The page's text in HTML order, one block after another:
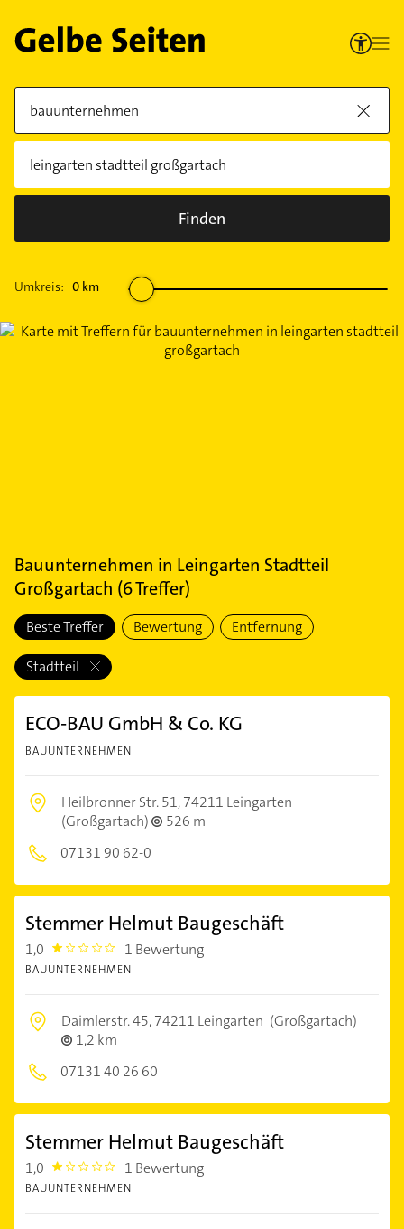
Finden
Umkreis: 0 km
Bauunternehmen in Leingarten Stadtteil
Großgartach (6Treffer)
Beste Treffer Bewertung Entfernung
Stadtteil
ECO-BAU GmbH & Co. KG
BAUUNTERNEHMEN
Heilbronner Str. 51,74211 Leingarten
(Großgartach)
526 m
07131 90 62-0
Stemmer Helmut Baugeschäft
1,0 1.0 1 Bewertung
BAUUNTERNEHMEN
Daimlerstr. 45,74211 Leingarten (Großgartach)
1,2 km
07131 40 26 60
Stemmer Helmut Baugeschäft
1,0 1.0 1 Bewertung
BAUUNTERNEHMEN